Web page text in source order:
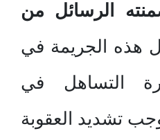
الرسائل من
هذه الجريمة في
التساهل في
تشديد العقوبة